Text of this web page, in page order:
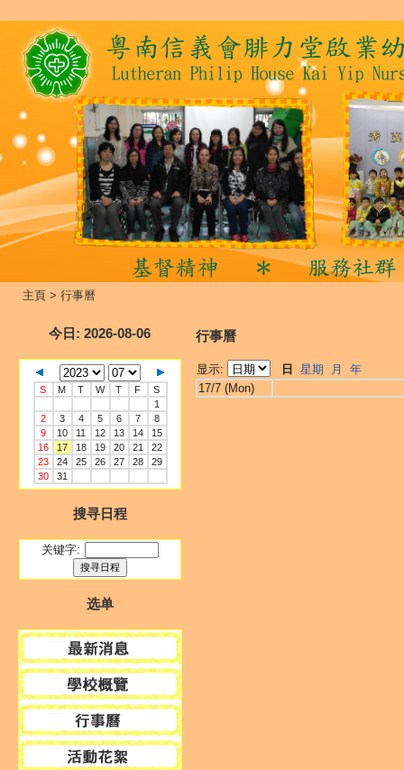
主頁 > 行事曆
今日 : 2026-08-06
S M T W T F
S
1
2
3 4 5 6 7
8
9
10 11 12 13 14
15
16
17 18 19 20 21
22
23
24 25 26 27 28
29
30
31
搜寻日程
关键字:
选单
行事曆
显示: 日 星期 月
年
17/7 (Mon)